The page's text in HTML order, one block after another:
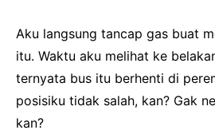
Aku langsung tancap gas buat
itu. Waktu aku melihat ke
ternyata bus itu berhenti di
posisiku tidak salah, kan? Gak
kan?